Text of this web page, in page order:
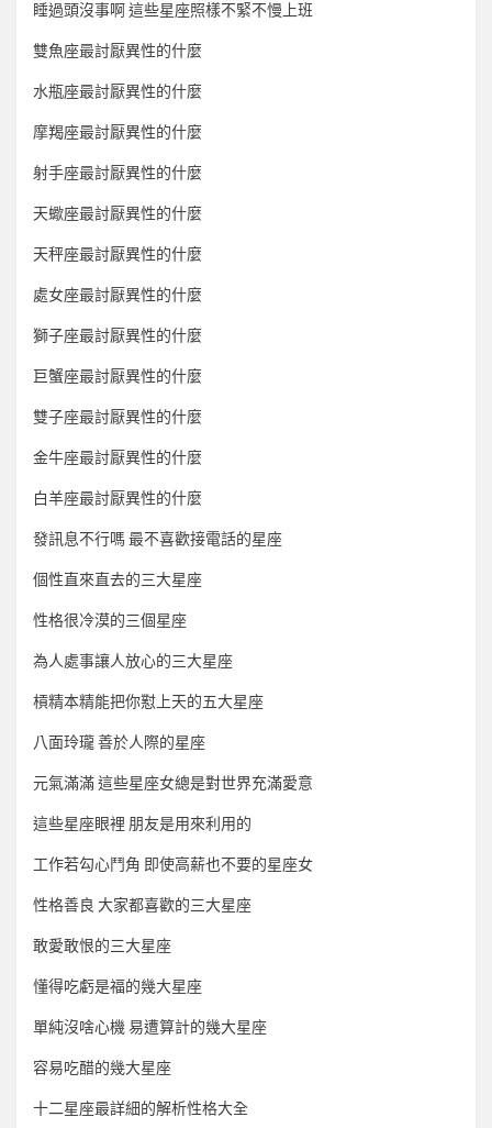
睡過頭沒事啊 這些星座照樣不緊不慢上班
雙魚座最討厭異性的什麼
水瓶座最討厭異性的什麼
摩羯座最討厭異性的什麼
射手座最討厭異性的什麼
天蠍座最討厭異性的什麼
天秤座最討厭異性的什麼
處女座最討厭異性的什麼
獅子座最討厭異性的什麼
巨蟹座最討厭異性的什麼
雙子座最討厭異性的什麼
金牛座最討厭異性的什麼
白羊座最討厭異性的什麼
發訊息不行嗎 最不喜歡接電話的星座
個性直來直去的三大星座
性格很冷漠的三個星座
為人處事讓人放心的三大星座
槓精本精能把你懟上天的五大星座
八面玲瓏 善於人際的星座
元氣滿滿 這些星座女總是對世界充滿愛意
這些星座眼裡 朋友是用來利用的
工作若勾心鬥角 即使高薪也不要的星座女
性格善良 大家都喜歡的三大星座
敢愛敢恨的三大星座
懂得吃虧是福的幾大星座
單純沒啥心機 易遭算計的幾大星座
容易吃醋的幾大星座
十二星座最詳細的解析性格大全